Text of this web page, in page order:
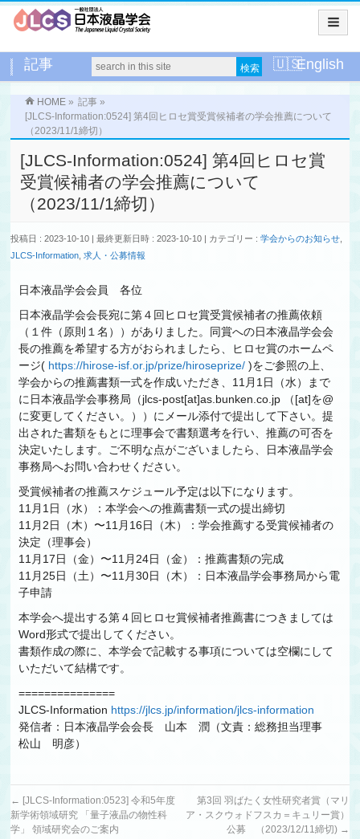
記事 English
HOME » 記事 »
[JLCS-Information:0524] 第4回ヒロセ賞受賞候補者の学会推薦について
（2023/11/1締切）
[JLCS-Information:0524] 第4回ヒロセ賞
受賞候補者の学会推薦について
（2023/11/1締切）
投稿日 : 2023-10-10 最終更新日時 : 2023-10-10 カテゴリー :学会からのお知らせ
JLCS-Information ,求人・公募情報
日本液晶学会会員 各位
日本液晶学会会長宛に第４回ヒロセ賞受賞候補者の推薦依頼
（１件（原則１名））がありました。同賞への日本液晶学会会
長の推薦を希望する方がおられましたら、ヒロセ賞のホームペ
ージ( https://hirose-isf.or.jp/prize/hiroseprize/)をご参照の上、
学会からの推薦書類一式を作成いただき、11月1日（水）まで
に日本液晶学会事務局（jlcs-post[at]as.bunken.co.jp （[at]を@
に変更してください。））にメール添付で提出して下さい。提
出された書類をもとに理事会で書類選考を行い、推薦の可否を
決定いたします。ご不明な点がございましたら、日本液晶学会
事務局へお問い合わせください。
受賞候補者の推薦スケジュール予定は以下になります。
11月1日（水）：本学会への推薦書類一式の提出締切
11月2日（木）〜11月16日（木）：学会推薦する受賞候補者の
決定（理事会）
11月17日（金）〜11月24日（金）：推薦書類の完成
11月25日（土）〜11月30日（木）：日本液晶学会事務局から電
子申請
本学会へ提出する第４回ヒロセ賞候補者推薦書につきましては
Word形式で提出してください。
書類作成の際に、本学会で記載する事項については空欄にして
いただいて結構です。
===============
JLCS-Information https://jlcs.jp/information/jlcs-information
発信者：日本液晶学会会長 山本 潤（文責：総務担当理事
松山 明彦）
← [JLCS-Information:0523] 令和5年度
新学術領域研究 「量子液晶の物性科
学」 領域研究会のご案内
第3回 羽ばたく女性研究者賞（マリ
ア・スクウォドフスカ＝キュリー賞）
公募 （2023/12/11締切) →